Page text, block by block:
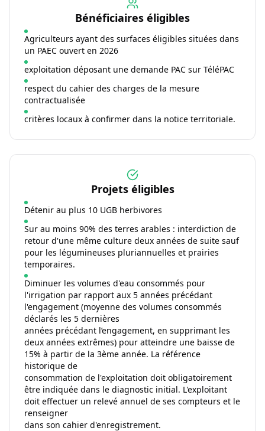
Bénéficiaires éligibles
Agriculteurs ayant des surfaces éligibles situées dans
un PAEC ouvert en 2026
exploitation déposant une demande PAC sur TéléPAC
respect du cahier des charges de la mesure
contractualisée
critères locaux à confirmer dans la notice territoriale.
Projets éligibles
Détenir au plus 10 UGB herbivores
Sur au moins 90% des terres arables : interdiction de
retour d'une même culture deux années de suite sauf
pour les légumineuses pluriannuelles et prairies
temporaires.
Diminuer les volumes d'eau consommés pour
l'irrigation par rapport aux 5 années précédant
l'engagement (moyenne des volumes consommés
déclarés les 5 dernières
années précédant l’engagement, en supprimant les
deux années extrêmes) pour atteindre une baisse de
15% à partir de la 3ème année. La référence
historique de
consommation de l'exploitation doit obligatoirement
être indiquée dans le diagnostic initial. L'exploitant
doit effectuer un relevé annuel de ses compteurs et le
renseigner
dans son cahier d'enregistrement.